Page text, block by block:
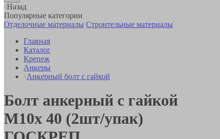
Назад
Популярные категории
Отделочные материалы Строительные материалы
Главная
Каталог
Крепеж
Анкеры
Анкерный болт с гайкой
Болт анкерный с гайкой
М10х 40 (2шт/упак)